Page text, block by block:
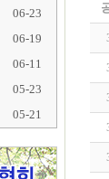
06-23
06-19
06-11
05-23
05-21